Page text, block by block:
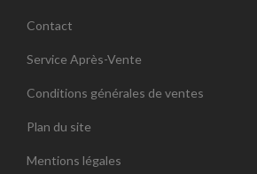
Contact
Service Après-Vente
Conditions générales de ventes
Plan du site
Mentions légales